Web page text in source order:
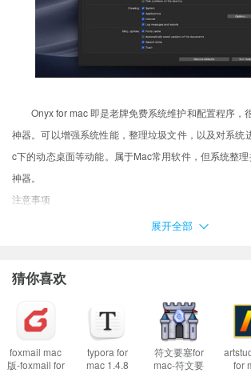
Onyx for mac 即是老牌免费系统维护和配置程序，
神器。可以增强系统性能，整理垃圾文件，以及对系统
c下的动态桌面等动能。属于Mac常用软件，但系统整
神器。
注意事项
用户在下载Mac软件后打开使用的时候可能会遇到
打不开XX软件，因为它来自身份不明的开发者
打不开XX软件，因为Apple无法检查其是否包含恶意
当你遇到上述问题的时候：
1、首先这样设置试试：
开启任何来源
展开全部
猜你喜欢
foxmail mac
版-foxmail for
typora for
mac 1.4.8
符文要塞for
mac-符文要
for